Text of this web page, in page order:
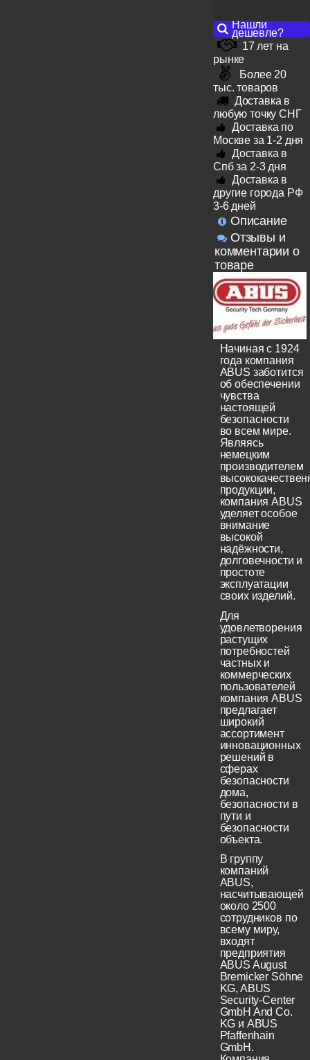
Нашли
дешевле?
17 лет на
рынке
Более 20
тыс. товаров
Доставка в
любую точку СНГ
Доставка по
Москве за 1-2 дня
Доставка в
Спб за 2-3 дня
Доставка в
другие города РФ
3-6 дней
Описание
Отзывы и
комментарии о
товаре
Начиная с 1924
года компания
ABUS заботится
об обеспечении
чувства
настоящей
безопасности
во всем мире.
Являясь
немецким
производителем
продукции,
компания ABUS
уделяет особое
внимание
высокой
надёжности,
долговечности и
простоте
эксплуатации
своих изделий.
Для
удовлетворения
растущих
потребностей
частных и
коммерческих
пользователей
компания ABUS
предлагает
широкий
ассортимент
инновационных
решений в
сферах
безопасности
дома,
безопасности в
пути и
безопасности
объекта.
В группу
компаний
ABUS,
насчитывающей
около 2500
сотрудников по
всему миру,
входят
предприятия
ABUS August
Bremicker Söhne
KG, ABUS
Security-Center
GmbH And Co.
KG и ABUS
Pfaffenhain
GmbH.